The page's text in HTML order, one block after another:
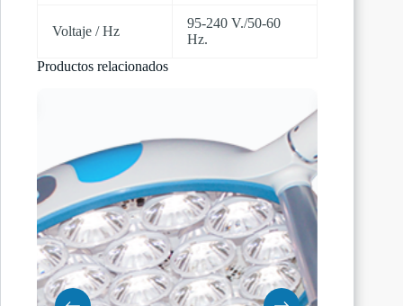
Voltaje / Hz
95-240 V./50-60
Hz.
Productos relacionados